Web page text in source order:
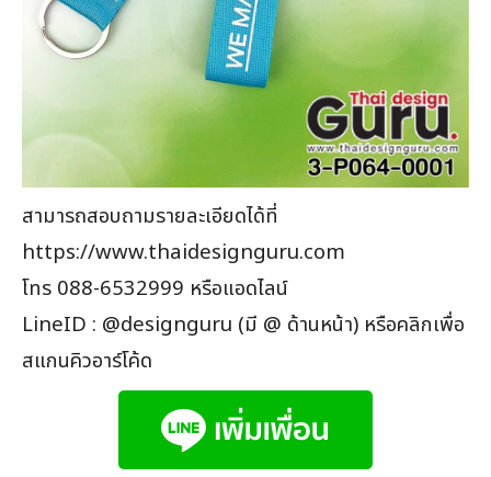
สามารถสอบถามรายละเอียดได้ที่
https://www.thaidesignguru.com
โทร 088-6532999 หรือแอดไลน์
LineID : @designguru (มี @ ด้านหน้า) หรือคลิกเพื่อ
สแกนคิวอาร์โค้ด